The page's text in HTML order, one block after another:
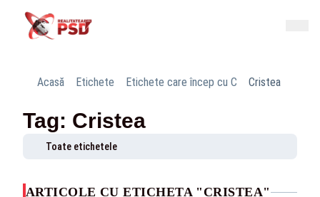
Acasă Etichete Etichete care încep cu C Cristea
Tag: Cristea
Toate etichetele
ARTICOLE CU ETICHETA "CRISTEA"